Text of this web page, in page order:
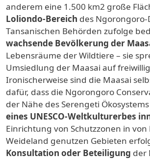
anderem eine 1.500 km2 große
Loliondo-Bereich des Ngorongoro-
Tansanischen Behörden zufolge
wachsende Bevölkerung der
Lebensräume der Wildtiere – sie
Umsiedlung der Maasai auf
Ironischerweise sind die Maasai
dafür, dass die Ngorongoro
der Nähe des Serengeti
eines UNESCO-Weltkulturerbes
Einrichtung von Schutzzonen in von
Weideland genutzen Gebieten
Konsultation oder Beteiligung der